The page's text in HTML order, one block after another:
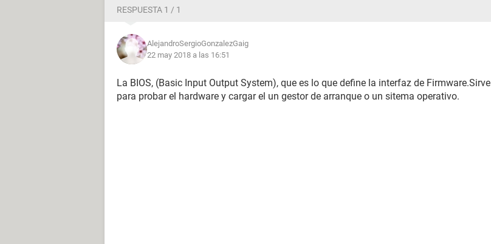
RESPUESTA 1 / 1
AlejandroSergioGonzalezGaig
22 may 2018 a las 16:51
La BIOS, (Basic Input Output System), que es lo que define la interfaz de Firmware.Sirve
para probar el hardware y cargar el un gestor de arranque o un sitema operativo.